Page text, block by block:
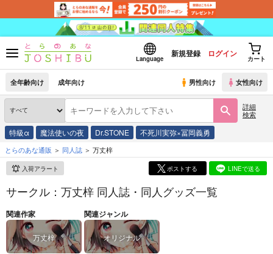
Language
新規登録 ログイン
カート
全年齢向け 成年向け 男性向け 女性向け
詳細
検索
特級α 魔法使いの夜 Dr.STONE 不死川実弥×冨岡義勇
とらのあな通販 同人誌 万丈梓
入荷アラート ポストする LINEで送る
サークル：万丈梓 同人誌・同人グッズ一覧
関連作家
万丈梓
関連ジャンル
オリジナル